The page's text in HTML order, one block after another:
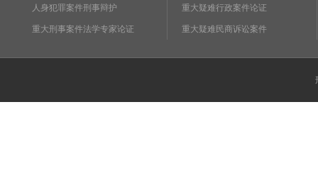
人身犯罪案件刑事辩护
重大刑事案件法学专家论证
重大疑难行政案件论证
重大疑难民商诉讼案件